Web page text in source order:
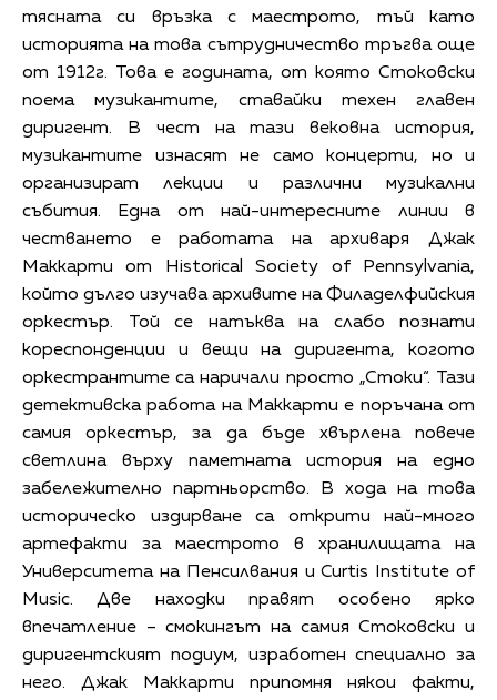
тясната си връзка с маестрото, тъй като
историята на това сътрудничество тръгва още
от 1912г. Това е годината, от която Стоковски
поема музикантите, ставайки техен главен
диригент. В чест на тази вековна история,
музикантите изнасят не само концерти, но и
организират лекции и различни музикални
събития. Една от най-интересните линии в
честването е работата на архиваря Джак
Маккарти от Historical Society of Pennsylvania,
който дълго изучава архивите на Филаделфийския
оркестър. Той се натъква на слабо познати
кореспонденции и вещи на диригента, когото
оркестрантите са наричали просто „Стоки“. Тази
детективска работа на Маккарти е поръчана от
самия оркестър, за да бъде хвърлена повече
светлина върху паметната история на едно
забележително партньорство. В хода на това
историческо издирване са открити най-много
артефакти за маестрото в хранилищата на
Университета на Пенсилвания и Curtis Institute of
Music. Две находки правят особено ярко
впечатление – смокингът на самия Стоковски и
диригентският подиум, изработен специално за
него. Джак Маккарти припомня някои факти,